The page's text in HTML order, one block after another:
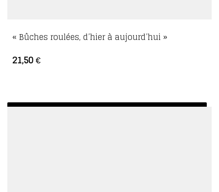
« Bûches roulées, d’hier à aujourd’hui »
AJOUTER AU PANIER
21,50 €